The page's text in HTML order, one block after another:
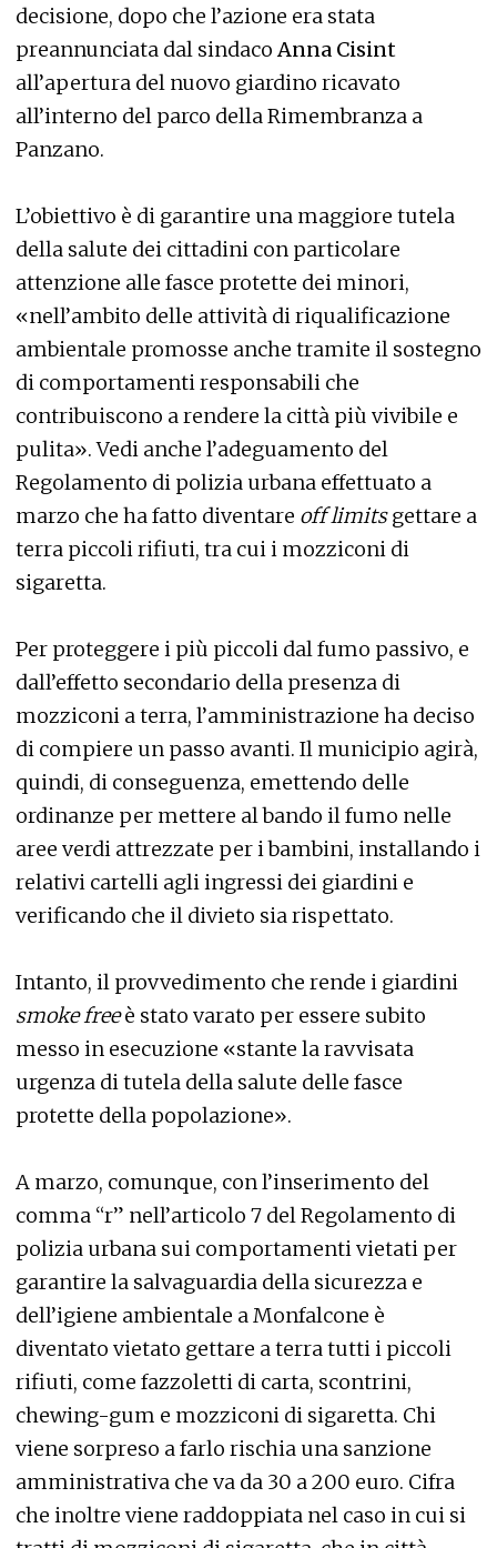
decisione, dopo che l’azione era stata
preannunciata dal sindacoAnna Cisint
all’apertura del nuovo giardino ricavato
all’interno del parco della Rimembranza a
Panzano.
L’obiettivo è di garantire una maggiore tutela
della salute dei cittadini con particolare
attenzione alle fasce protette dei minori,
«nell’ambito delle attività di riqualificazione
ambientale promosse anche tramite il sostegno
di comportamenti responsabili che
contribuiscono a rendere la città più vivibile e
pulita». Vedi anche l’adeguamento del
Regolamento di polizia urbana effettuato a
marzo che ha fatto diventare off limitsgettare a
terra piccoli rifiuti, tra cui i mozziconi di
sigaretta.
Per proteggere i più piccoli dal fumo passivo, e
dall’effetto secondario della presenza di
mozziconi a terra, l’amministrazione ha deciso
di compiere un passo avanti. Il municipio agirà,
quindi, di conseguenza, emettendo delle
ordinanze per mettere al bando il fumo nelle
aree verdi attrezzate per i bambini, installando i
relativi cartelli agli ingressi dei giardini e
verificando che il divieto sia rispettato.
Intanto, il provvedimento che rende i giardini
smoke freeè stato varato per essere subito
messo in esecuzione «stante la ravvisata
urgenza di tutela della salute delle fasce
protette della popolazione».
A marzo, comunque, con l’inserimento del
comma “r” nell’articolo 7 del Regolamento di
polizia urbana sui comportamenti vietati per
garantire la salvaguardia della sicurezza e
dell’igiene ambientale a Monfalcone è
diventato vietato gettare a terra tutti i piccoli
rifiuti, come fazzoletti di carta, scontrini,
chewing-gum e mozziconi di sigaretta. Chi
viene sorpreso a farlo rischia una sanzione
amministrativa che va da 30 a 200 euro. Cifra
che inoltre viene raddoppiata nel caso in cui si